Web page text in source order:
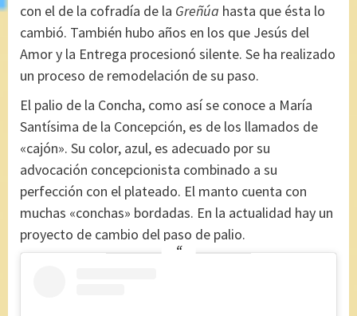
con el de la cofradía de la Greñúa hasta que ésta lo
cambió. También hubo años en los que Jesús del
Amor y la Entrega procesionó silente. Se ha realizado
un proceso de remodelación de su paso.
El palio de la Concha, como así se conoce a María
Santísima de la Concepción, es de los llamados de
«cajón». Su color, azul, es adecuado por su
advocación concepcionista combinado a su
perfección con el plateado. El manto cuenta con
muchas «conchas» bordadas. En la actualidad hay un
proyecto de cambio del paso de palio.